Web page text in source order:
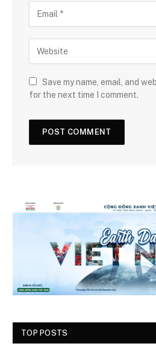
Save my name, email, and
for the next time I comment.
TOP POSTS